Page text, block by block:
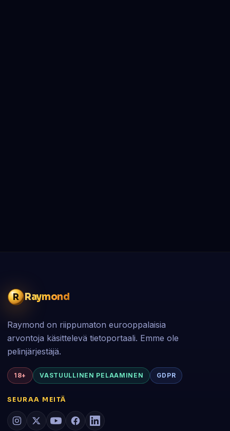
R Raymond
Raymond on riippumaton eurooppalaisia
arvontoja käsittelevä tietoportaali. Emme ole
pelinjärjestäjä.
18+ VASTUULLINEN PELAAMINEN GDPR
SEURAA MEITÄ